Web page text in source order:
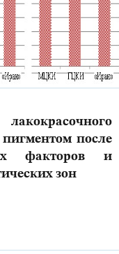
после
факторов и
зон